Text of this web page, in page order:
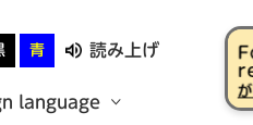
青 読み上げ
language